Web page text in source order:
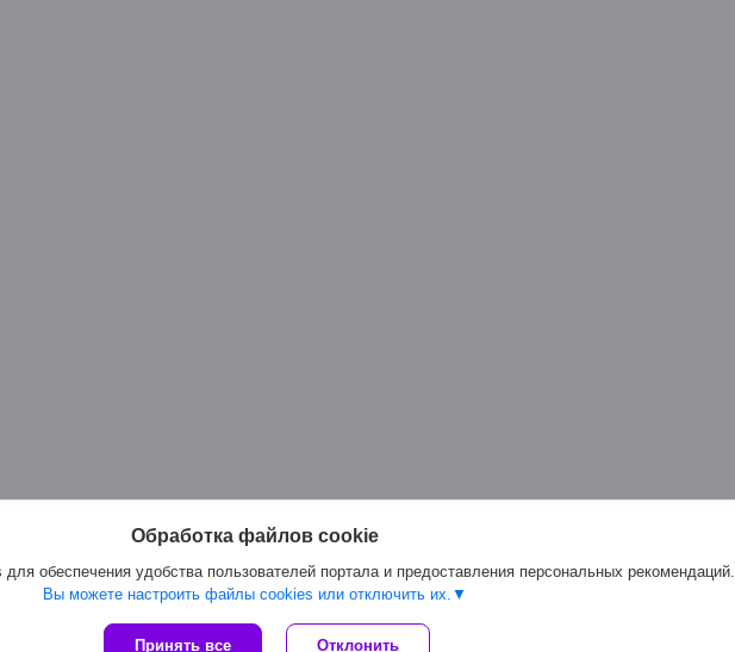
Сайт создан на платформе Deal.by
Обработка файлов cookie
обеспечения удобства пользователей портала и предоставления персональных рекомендаций.
Вы можете настроить файлы cookies или отключить их.
Принять все Отклонить